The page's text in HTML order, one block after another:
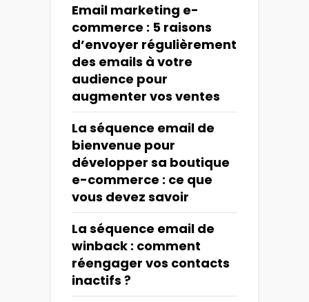
Email marketing e-
commerce : 5 raisons
d’envoyer régulièrement
des emails à votre
audience pour
augmenter vos ventes
La séquence email de
bienvenue pour
développer sa boutique
e-commerce : ce que
vous devez savoir
La séquence email de
winback : comment
réengager vos contacts
inactifs ?